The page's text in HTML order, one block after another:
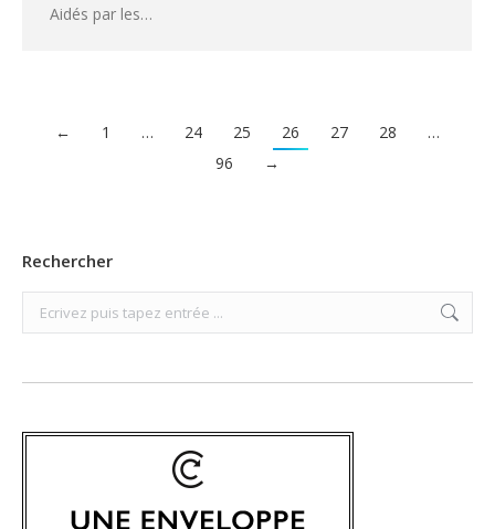
Aidés par les…
← 1 … 24 25 26 27 28
…
96
→
Rechercher
Search: